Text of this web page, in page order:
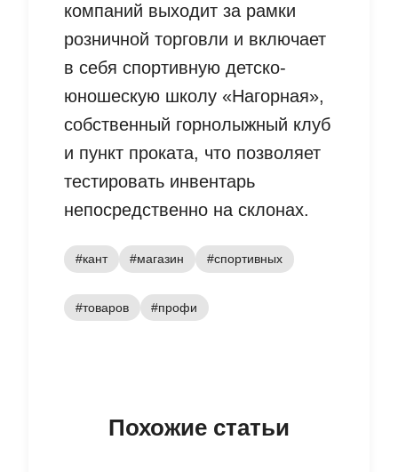
компаний выходит за рамки
розничной торговли и включает
в себя спортивную детско-
юношескую школу «Нагорная»,
собственный горнолыжный клуб
и пункт проката, что позволяет
тестировать инвентарь
непосредственно на склонах.
#кант #магазин #спортивных
#товаров #профи
Похожие статьи